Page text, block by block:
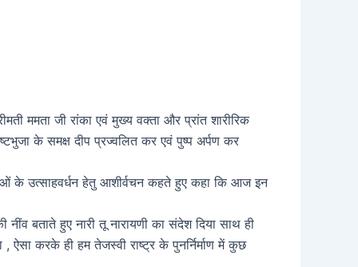
ममता जी रांका एवं मुख्य वक्ता और प्रांत शारीरिक
के समक्ष दीप प्रज्वलित कर एवं पुष्प अर्पण कर
के उत्साहवर्धन हेतु आशीर्वचन कहते हुए कहा कि आज इन
नींव बताते हुए नारी तू नारायणी का संदेश दिया साथ ही
ऐसा करके ही हम तेजस्वी राष्ट्र के पुनर्निर्माण में कुछ